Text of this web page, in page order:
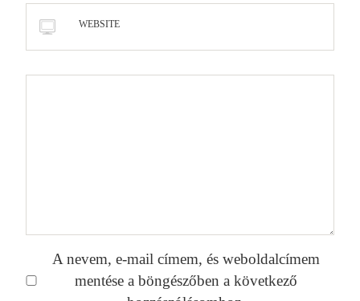
WEBSITE
A nevem, e-mail címem, és weboldalcímem
mentése a böngészőben a következő